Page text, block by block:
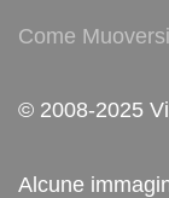
Come Muoversi
© 2008-2025
Alcune